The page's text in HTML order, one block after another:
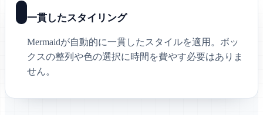
一貫したスタイリング
Mermaidが自動的に一貫したスタイルを適用。ボッ
クスの整列や色の選択に時間を費やす必要はありま
せん。